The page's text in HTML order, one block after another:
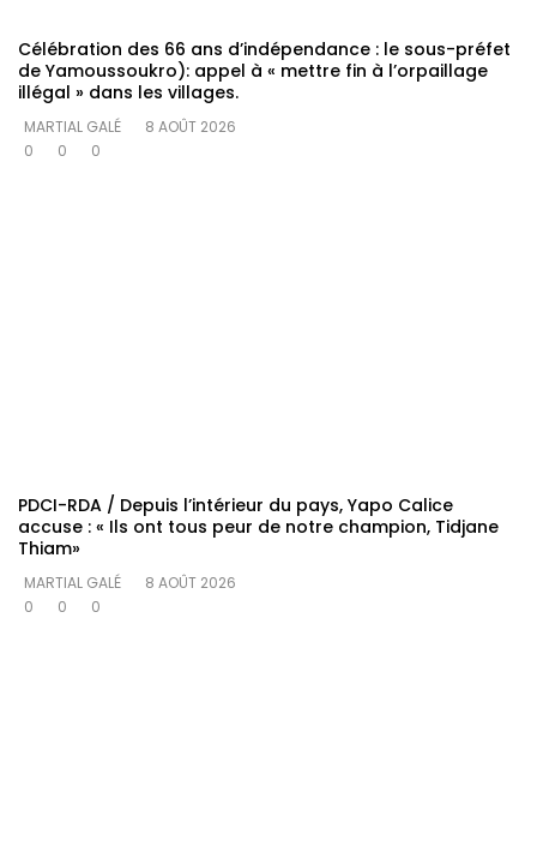
Célébration des 66 ans d’indépendance : le sous-préfet
de Yamoussoukro): appel à « mettre fin à l’orpaillage
illégal » dans les villages.
MARTIAL GALÉ
8 AOÛT 2026
0
0 0
PDCI-RDA / Depuis l’intérieur du pays, Yapo Calice
accuse : « Ils ont tous peur de notre champion, Tidjane
Thiam»
MARTIAL GALÉ
8 AOÛT 2026
0
0 0